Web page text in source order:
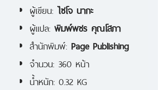
ผู้เขียน: ไซโจ นากะ
ผู้แปล: พิมพ์พชร คุณโสภา
สำนักพิมพ์: Page Publishing
จำนวน: 360 หน้า
น้ำหนัก: 0.32 KG